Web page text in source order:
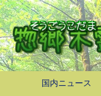
国内ニュース